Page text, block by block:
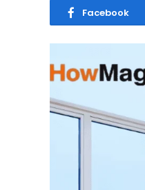
Facebook